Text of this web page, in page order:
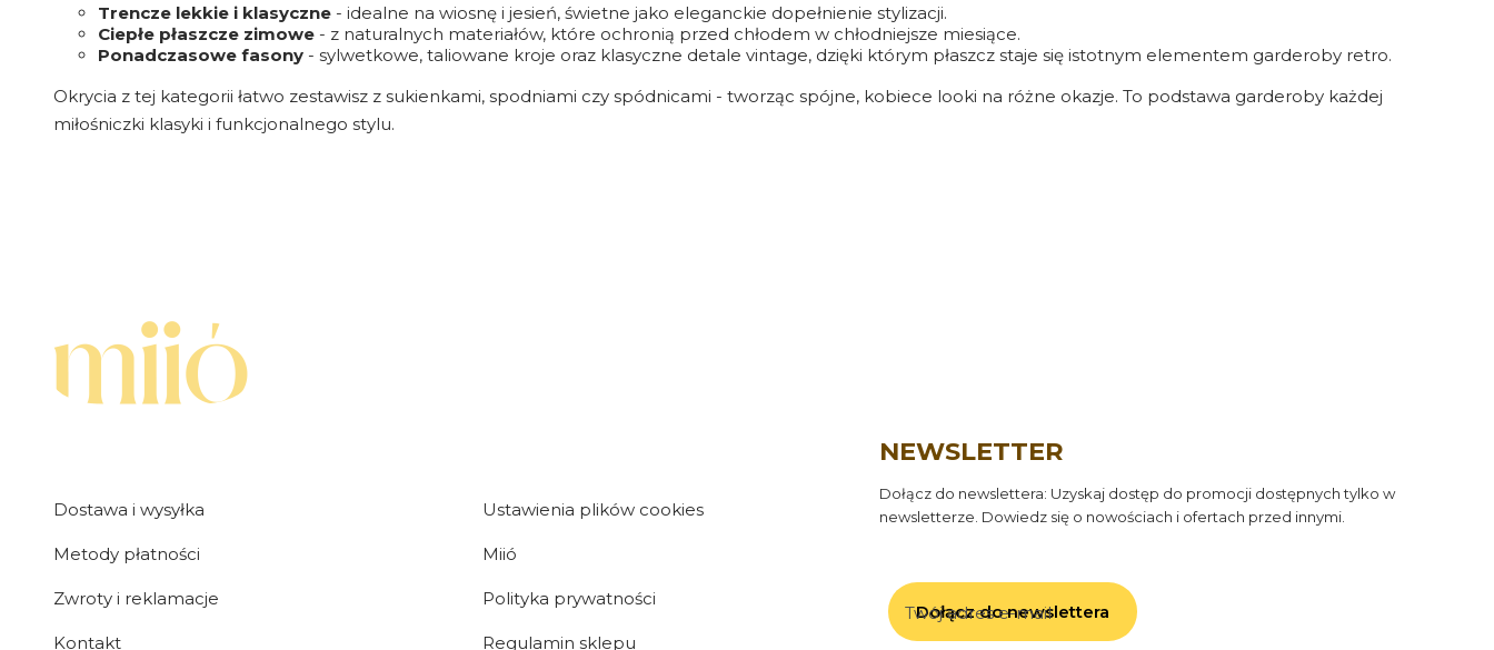
Trencze lekkie i klasyczne - idealne na wiosnę i jesień, świetne jako eleganckie dopełnienie stylizacji.
Ciepłe płaszcze zimowe - z naturalnych materiałów, które ochronią przed chłodem w chłodniejsze miesiące.
Ponadczasowe fasony - sylwetkowe, taliowane kroje oraz klasyczne detale vintage, dzięki którym płaszcz staje się istotnym elementem garderoby retro.
Okrycia z tej kategorii łatwo zestawisz z sukienkami, spodniami czy spódnicami - tworząc spójne, kobiece looki na różne okazje. To podstawa garderoby każdej
miłośniczki klasyki i funkcjonalnego stylu.
Linki w stopce
Dostawa i wysyłka
Metody płatności
Zwroty i reklamacje
Kontakt
Ustawienia plików cookies
Miió
Polityka prywatności
Regulamin sklepu
NEWSLETTER
Dołącz do newslettera: Uzyskaj dostęp do promocji dostępnych tylko w
newsletterze. Dowiedz się o nowościach i ofertach przed innymi.
Twój adres e-mail
Dołącz do newslettera